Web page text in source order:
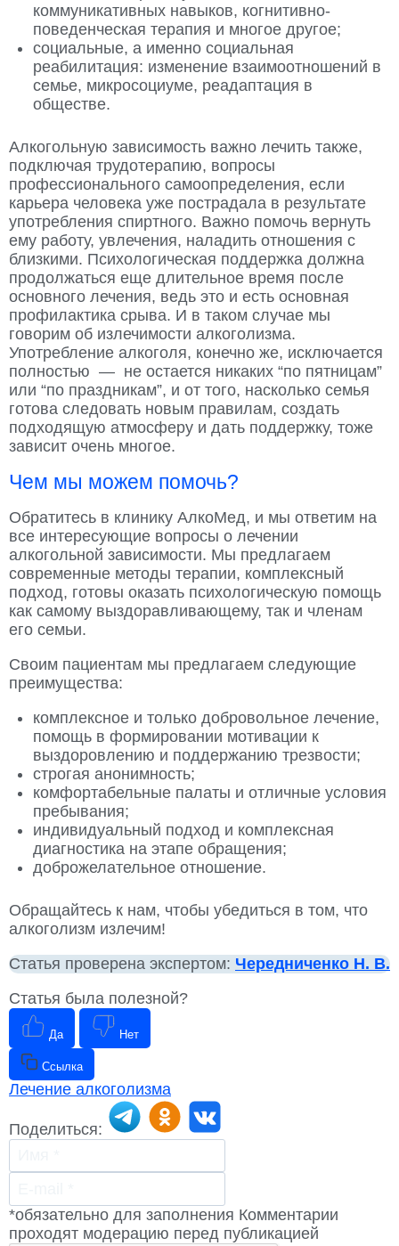
коммуникативных навыков, когнитивно-
поведенческая терапия и многое другое;
социальные, а именно социальная
реабилитация: изменение взаимоотношений в
семье, микросоциуме, реадаптация в
обществе.
Алкогольную зависимость важно лечить также,
подключая трудотерапию, вопросы
профессионального самоопределения, если
карьера человека уже пострадала в результате
употребления спиртного. Важно помочь вернуть
ему работу, увлечения, наладить отношения с
близкими. Психологическая поддержка должна
продолжаться еще длительное время после
основного лечения, ведь это и есть основная
профилактика срыва. И в таком случае мы
говорим об излечимости алкоголизма.
Употребление алкоголя, конечно же, исключается
полностью — не остается никаких “по пятницам”
или “по праздникам”, и от того, насколько семья
готова следовать новым правилам, создать
подходящую атмосферу и дать поддержку, тоже
зависит очень многое.
Чем мы можем помочь?
Обратитесь в клинику АлкоМед, и мы ответим на
все интересующие вопросы о лечении
алкогольной зависимости. Мы предлагаем
современные методы терапии, комплексный
подход, готовы оказать психологическую помощь
как самому выздоравливающему, так и членам
его семьи.
Своим пациентам мы предлагаем следующие
преимущества:
комплексное и только добровольное лечение,
помощь в формировании мотивации к
выздоровлению и поддержанию трезвости;
строгая анонимность;
комфортабельные палаты и отличные условия
пребывания;
индивидуальный подход и комплексная
диагностика на этапе обращения;
доброжелательное отношение.
Обращайтесь к нам, чтобы убедиться в том, что
алкоголизм излечим!
Статья проверена экспертом: Чередниченко Н. В.
Статья была полезной?
Да Нет
Ссылка
Лечение алкоголизма
Поделиться:
*обязательно для заполнения Комментарии
проходят модерацию перед публикацией